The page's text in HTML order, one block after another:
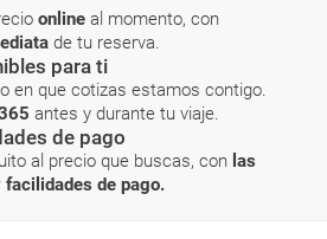
online al momento, con
de tu reserva.
para ti
en que cotizas estamos contigo.
antes y durante tu viaje.
de pago
al precio que buscas, con las
de pago.